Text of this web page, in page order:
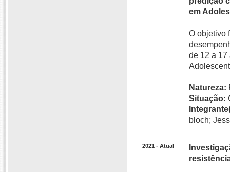
em
O objetivo
de 12 a 17
Natureza:
Situação:
bloch;
2021 - Atual